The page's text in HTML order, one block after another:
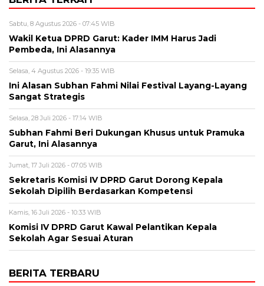
Sabtu, 8 Agustus 2026 - 07:45 WIB
Wakil Ketua DPRD Garut: Kader IMM Harus Jadi
Pembeda, Ini Alasannya
Selasa, 4 Agustus 2026 - 19:35 WIB
Ini Alasan Subhan Fahmi Nilai Festival Layang-Layang
Sangat Strategis
Selasa, 28 Juli 2026 - 17:14 WIB
Subhan Fahmi Beri Dukungan Khusus untuk Pramuka
Garut, Ini Alasannya
Jumat, 17 Juli 2026 - 07:05 WIB
Sekretaris Komisi IV DPRD Garut Dorong Kepala
Sekolah Dipilih Berdasarkan Kompetensi
Kamis, 16 Juli 2026 - 10:33 WIB
Komisi IV DPRD Garut Kawal Pelantikan Kepala
Sekolah Agar Sesuai Aturan
BERITA TERBARU